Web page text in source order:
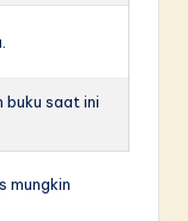
buku saat ini
mungkin